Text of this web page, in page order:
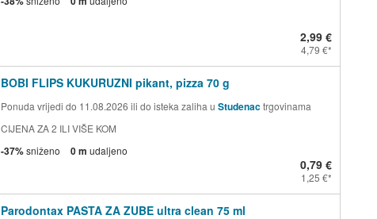
2,99 €
4,79 €
BOBI FLIPS KUKURUZNI pikant, pizza 70 g
Ponuda vrijedi do 11.08.2026 ili do isteka zaliha u Studenactrgovinama
CIJENA ZA 2 ILI VIŠE KOM
-37%sniženo 0 m udaljeno
0,79 €
1,25 €
Parodontax PASTA ZA ZUBE ultra clean 75 ml